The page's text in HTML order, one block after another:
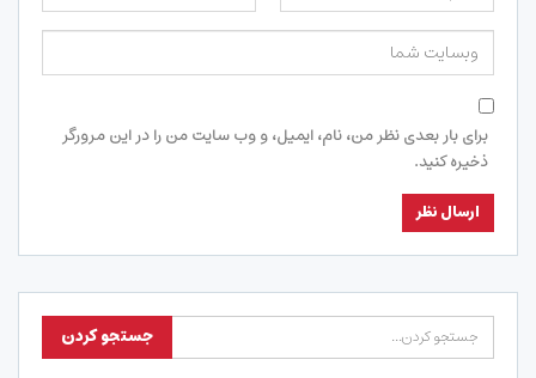
برای بار بعدی نظر من، نام، ایمیل، و وب سایت من را در این مرورگر
ذخیره کنید.